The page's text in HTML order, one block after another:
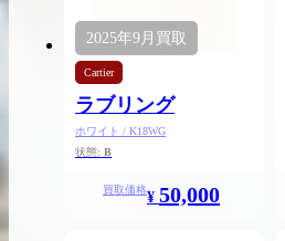
買取実績はこちらから
2025年9月 買取
Cartier
ラブリング
ホワイト / K18WG
状態: B
買取価格¥ 50,000